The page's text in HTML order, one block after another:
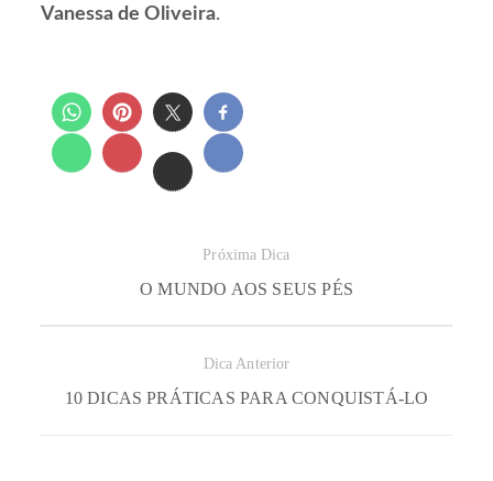
Vanessa de Oliveira.
Próxima Dica
O MUNDO AOS SEUS PÉS
Dica Anterior
10 DICAS PRÁTICAS PARA CONQUISTÁ-LO